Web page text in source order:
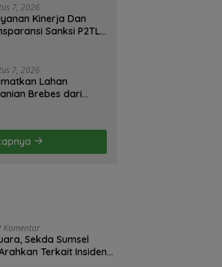
7, 2026
Kinerja Dan
Sanksi P2TL
Terkesan Tutup Mata
7, 2026
Lahan
Brebes dari
Komentar
Sekda Sumsel
Terkait Insiden